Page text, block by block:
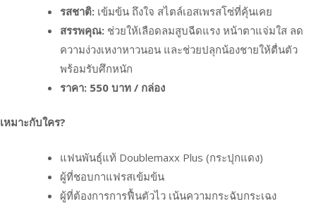
รสชาติ: เข้มข้น ถึงใจ สไตล์เอสเพรสโซ่ที่คุ้นเคย
สรรพคุณ: ช่วยให้เลือดลมสูบฉีดแรง หน้าตาแจ่มใส ลด
ความง่วงเหงาหาวนอน และช่วยปลุกน้องชายให้ตื่นตัว
พร้อมรับศึกหนัก
ราคา: 550 บาท / กล่อง
เหมาะกับใคร?
แฟนพันธุ์แท้ Doublemaxx Plus (กระปุกแดง)
ผู้ที่ชอบกาแฟรสเข้มข้น
ผู้ที่ต้องการการฟื้นตัวไว เน้นความกระฉับกระเฉง